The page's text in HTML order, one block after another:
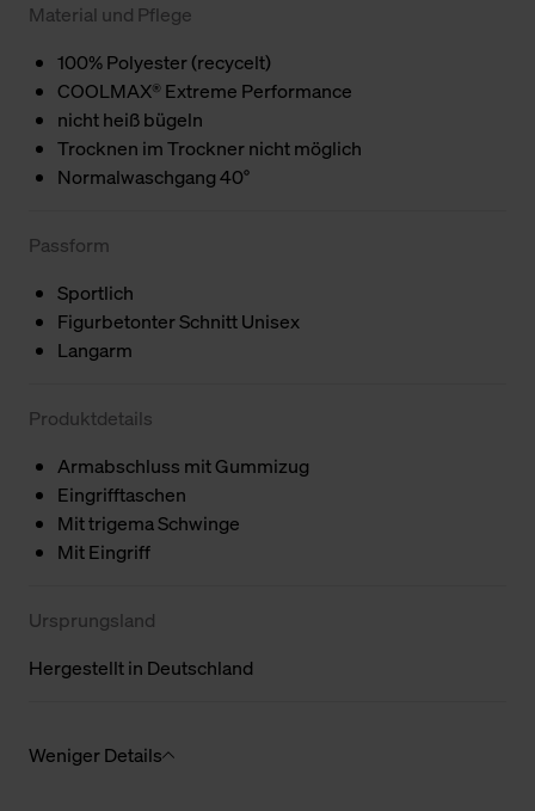
Material und Pflege
100% Polyester (recycelt)
COOLMAX® Extreme Performance
nicht heiß bügeln
Trocknen im Trockner nicht möglich
Normalwaschgang 40°
Passform
Sportlich
Figurbetonter Schnitt Unisex
Langarm
Produktdetails
Armabschluss mit Gummizug
Eingrifftaschen
Mit trigema Schwinge
Mit Eingriff
Ursprungsland
Hergestellt in Deutschland
Weniger Details